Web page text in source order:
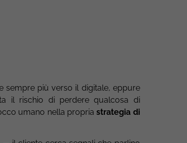
sempre più verso il digitale, eppure
il rischio di perdere qualcosa di
umano nella propriastrategia di